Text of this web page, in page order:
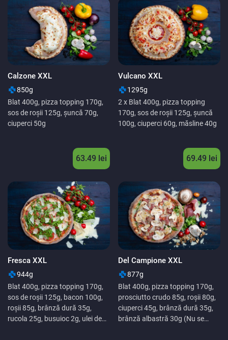
Calzone XXL
850g
Blat 400g, pizza topping 170g,
sos de roșii 125g, șuncă 70g,
ciuperci 50g
63.49 lei
Vulcano XXL
1295g
2 x Blat 400g, pizza topping
170g, sos de roșii 125g, șuncă
100g, ciuperci 60g, măsline 40g
69.49 lei
Fresca XXL
944g
Blat 400g, pizza topping 170g,
sos de roșii 125g, bacon 100g,
roșii 85g, brânză dură 35g,
rucola 25g, busuioc 2g, ulei de
Del Campione XXL
877g
Blat 400g, pizza topping 170g,
prosciutto crudo 85g, roșii 80g,
ciuperci 45g, brânză dură 35g,
brânză albastră 30g (Nu se